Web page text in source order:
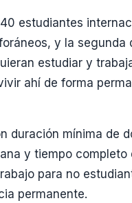
estudiantes
y la segunda
estudiar y
ahí de forma
duración mínima de
y tiempo
para no
permanente.